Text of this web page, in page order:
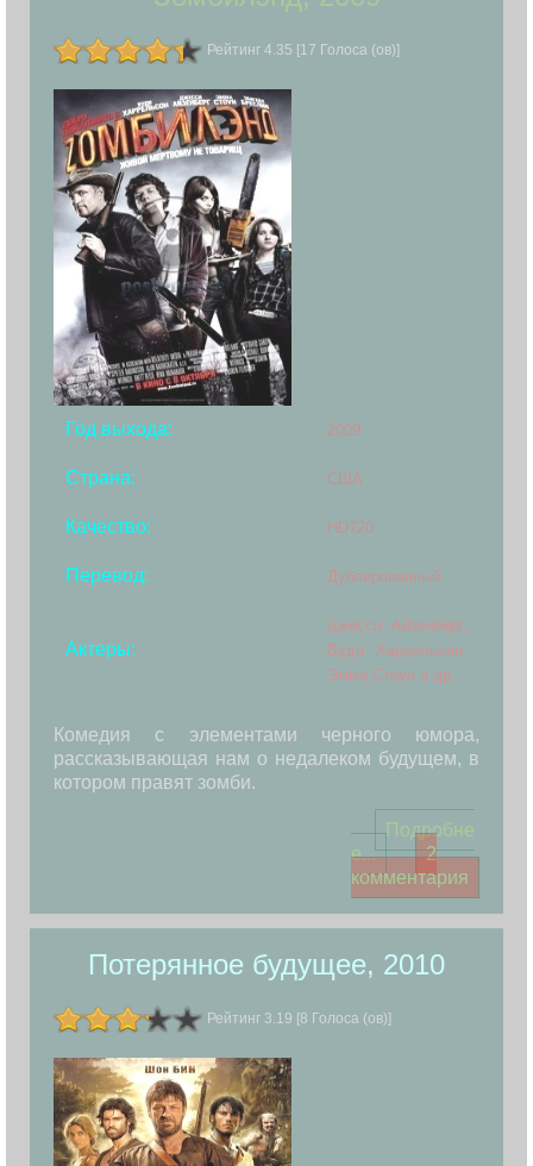
Рейтинг 4.35 [17 Голоса (ов)]
Год выхода: 2009
Страна: США
Качество: HD720
Перевод: Дублированный
Актеры:
Джесси Айзенберг,
Вуди Харрельсон,
Эмма Стоун и др..
Комедия с элементами черного юмора,
рассказывающая нам о недалеком будущем, в
котором правят зомби.
Подробне
е...
2
комментария
Потерянное будущее, 2010
Рейтинг 3.19 [8 Голоса (ов)]